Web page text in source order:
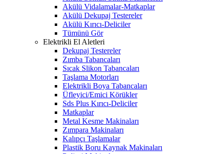
Akülü Vidalamalar-Matkaplar
Akülü Dekupaj Testereler
Akülü Kırıcı-Deliciler
Tümünü Gör
Elektrikli El Aletleri
Dekupaj Testereler
Zımba Tabancaları
Sıcak Slikon Tabancaları
Taşlama Motorları
Elektrikli Boya Tabancaları
Üfleyici/Emici Körükler
Sds Plus Kırıcı-Deliciler
Matkaplar
Metal Kesme Makinaları
Zımpara Makinaları
Kalıpçı Taşlamalar
Plastik Boru Kaynak Makinaları